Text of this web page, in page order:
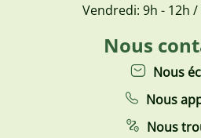
Vendredi: 9h - 12h /
Nous
Nous
Nous
Nous